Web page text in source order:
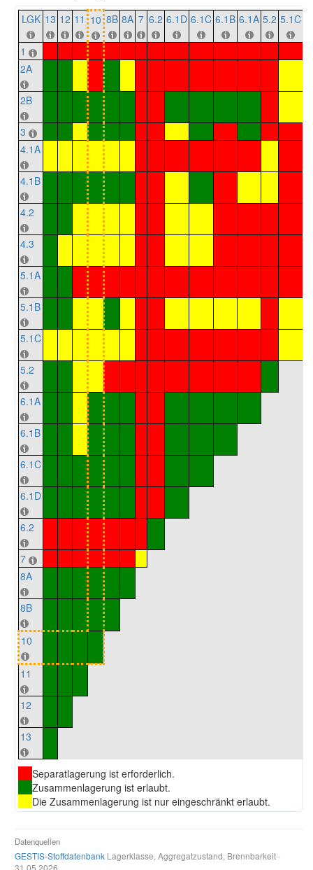
LGK 13 12 11 10 8B 8A 7 6.2 6.1D 6.1C 6.1B 6.1A 5.2 5.1C
1
2A
2B
3
4.1A
4.1B
4.2
4.3
5.1A
5.1B
5.1C
5.2
6.1A
6.1B
6.1C
6.1D
6.2
7
8A
8B
10
11
12
13
Separatlagerung ist erforderlich.
Zusammenlagerung ist erlaubt.
Die Zusammenlagerung ist nur eingeschränkt erlaubt.
Datenquellen
GESTIS-Stoffdatenbank Lagerklasse, Aggregatzustand, Brennbarkeit ·
31.05.2026